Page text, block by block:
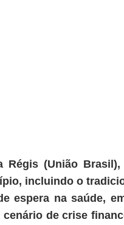
Régis (União
incluindo o
espera na saúde,
de crise